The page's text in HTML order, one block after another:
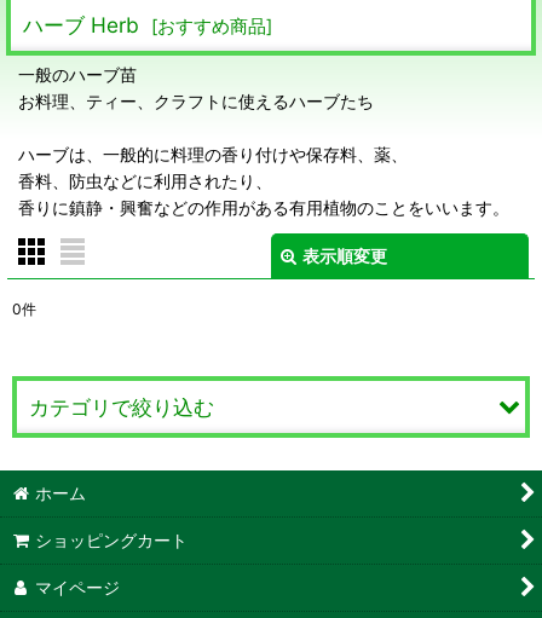
ハーブ Herb [おすすめ商品]
一般のハーブ苗
お料理、ティー、クラフトに使えるハーブたち
ハーブは、一般的に料理の香り付けや保存料、薬、
香料、防虫などに利用されたり、
香りに鎮静・興奮などの作用がある有用植物のことをいいます。
表示順変更
サブカテゴリ
並び順:
絞り込む
0件
カテゴリで絞り込む
ハーブ あ行
ハーブ か行
ホーム
ショッピングカート
マイページ